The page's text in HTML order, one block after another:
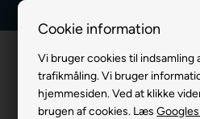
Cookie information
Vi bruger cookies til indsamling
trafikmåling. Vi bruger
hjemmesiden. Ved at klikke
brugen af cookies. Læs